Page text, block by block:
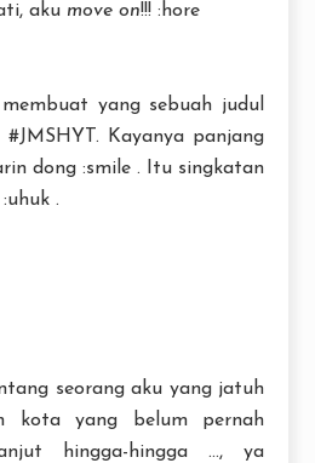
aku move on!!! :hore
yang sebuah judul
Kayanya panjang
dong :smile . Itu singkatan
.
seorang aku yang jatuh
kota yang belum pernah
hingga-hingga ..., ya